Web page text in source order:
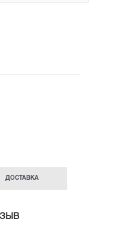
ДОСТАВКА